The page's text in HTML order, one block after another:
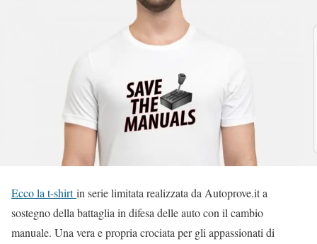
Ecco la t-shirtin serie limitata realizzata da Autoprove.it a
sostegno della battaglia in difesa delle auto con il cambio
manuale. Una vera e propria crociata per gli appassionati di